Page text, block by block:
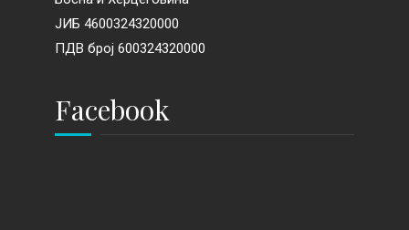
ЈИБ 4600324320000
ПДВ број 600324320000
Facebook